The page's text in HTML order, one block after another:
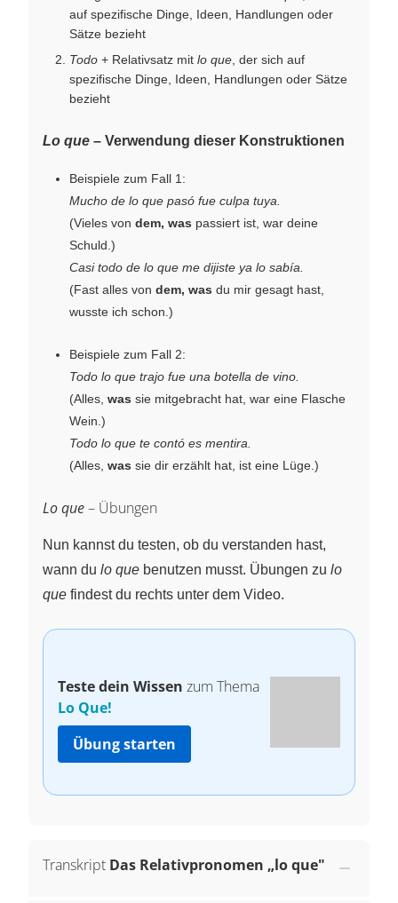
auf spezifische Dinge, Ideen, Handlungen oder
Sätze bezieht
Todo + Relativsatz mit lo que, der sich auf
spezifische Dinge, Ideen, Handlungen oder Sätze
bezieht
Lo que – Verwendung dieser Konstruktionen
Beispiele zum Fall 1:
Mucho de lo que pasó fue culpa tuya.
(Vieles von dem, was passiert ist, war deine
Schuld.)
Casi todo de lo que me dijiste ya lo sabía.
(Fast alles von dem, was du mir gesagt hast,
wusste ich schon.)
Beispiele zum Fall 2:
Todo lo que trajo fue una botella de vino.
(Alles, was sie mitgebracht hat, war eine Flasche
Wein.)
Todo lo que te contó es mentira.
(Alles, was sie dir erzählt hat, ist eine Lüge.)
Lo que– Übungen
Nun kannst du testen, ob du verstanden hast,
wann du lo que benutzen musst. Übungen zu lo
que findest du rechts unter dem Video.
Teste dein Wissen zum Thema
Lo Que!
Übung starten
Transkript Das Relativpronomen „lo que"